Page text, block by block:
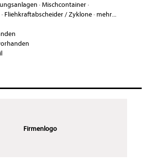
·Mischcontainer·
· Fliehkraftabscheider / Zyklone· mehr...
Firmenlogo